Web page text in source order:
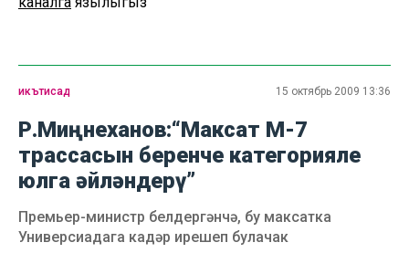
икътисад 15 октябрь 2009 13:36
Р.Миңнеханов:“Максат М-7
трассасын беренче категорияле
юлга әйләндерү”
Премьер-министр белдергәнчә, бу максатка
Универсиадага кадәр ирешеп булачак